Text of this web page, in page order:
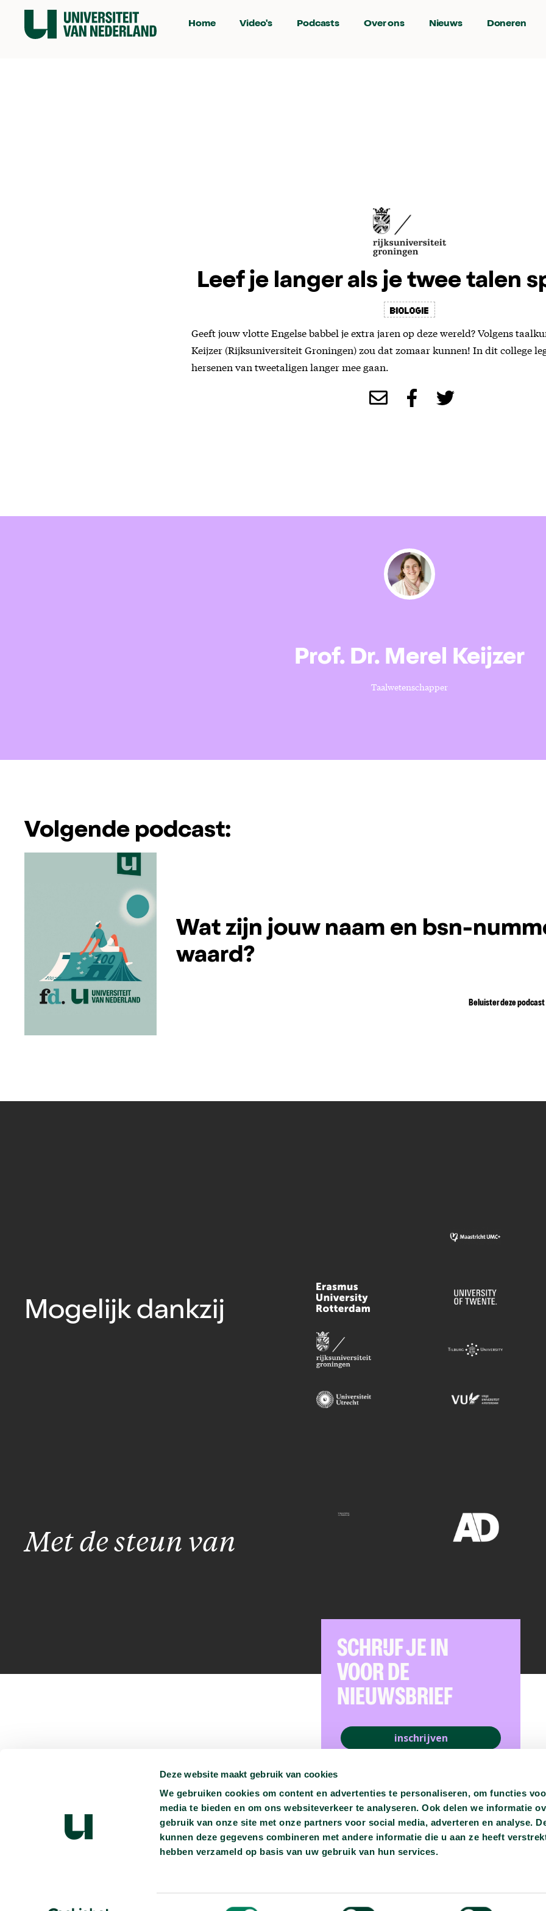
Deze website maakt gebruik van cookies
We gebruiken cookies om content en advertenties te personaliseren, om functies
media te bieden en om ons websiteverkeer te analyseren. Ook delen we informatie
gebruik van onze site met onze partners voor social media, adverteren en analyse.
kunnen deze gegevens combineren met andere informatie die u aan ze heeft
hebben verzameld op basis van uw gebruik van hun services.
Toestemmingsselectie
Home Video's Podcasts Over ons Nieuws Doneren
Leef je langer als je twee talen
biologie
Geeft jouw vlotte Engelse babbel je extra jaren op deze wereld? Volgens
Keijzer (Rijksuniversiteit Groningen) zou dat zomaar kunnen! In dit college
hersenen van tweetaligen langer mee gaan.
Prof. Dr. Merel Keijzer
Taalwetenschapper
Volgende podcast:
Wat zijn jouw naam en bsn-
waard?
Beluister deze podcast
Mogelijk dankzij
Met de steun van
Je kunt ons vinden op:
Ondertiteling Vacatures
Heb je vragen? info@universiteitvannederland.nl
SCHRIJF JE IN
VOOR DE
NIEUWSBRIEF
inschrijven